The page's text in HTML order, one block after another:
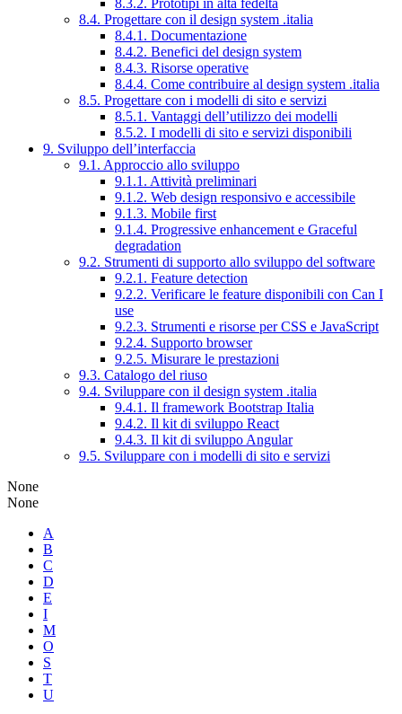
8.3.2. Prototipi in alta fedeltà
8.4. Progettare con il design system .italia
8.4.1. Documentazione
8.4.2. Benefici del design system
8.4.3. Risorse operative
8.4.4. Come contribuire al design system .italia
8.5. Progettare con i modelli di sito e servizi
8.5.1. Vantaggi dell’utilizzo dei modelli
8.5.2. I modelli di sito e servizi disponibili
9. Sviluppo dell’interfaccia
9.1. Approccio allo sviluppo
9.1.1. Attività preliminari
9.1.2. Web design responsivo e accessibile
9.1.3. Mobile first
9.1.4. Progressive enhancement e Graceful
degradation
9.2. Strumenti di supporto allo sviluppo del software
9.2.1. Feature detection
9.2.2. Verificare le feature disponibili con Can I
use
9.2.3. Strumenti e risorse per CSS e JavaScript
9.2.4. Supporto browser
9.2.5. Misurare le prestazioni
9.3. Catalogo del riuso
9.4. Sviluppare con il design system .italia
9.4.1. Il framework Bootstrap Italia
9.4.2. Il kit di sviluppo React
9.4.3. Il kit di sviluppo Angular
9.5. Sviluppare con i modelli di sito e servizi
None
None
A
B
C
D
E
I
M
O
S
T
U